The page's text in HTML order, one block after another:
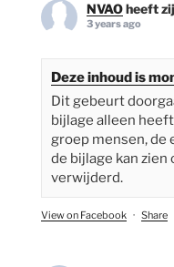
NVAOheeft
3 years ago
Deze inhoud is
Dit gebeurt
bijlage alleen
groep mensen, de
de bijlage kan zien
verwijderd.
View on Facebook · Share